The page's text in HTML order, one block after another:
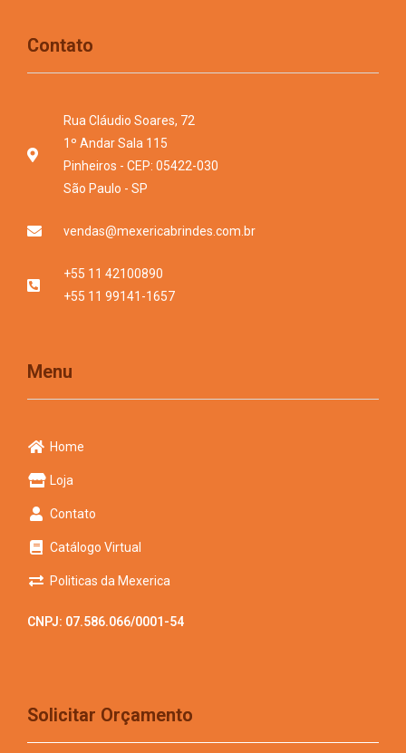
Contato
Rua Cláudio Soares, 72
1º Andar Sala 115
Pinheiros - CEP: 05422-030
São Paulo - SP
vendas@mexericabrindes.com.br
+55 11 42100890
+55 11 99141-1657
Menu
Home
Loja
Contato
Catálogo Virtual
Politicas da Mexerica
CNPJ: 07.586.066/0001-54
Solicitar Orçamento